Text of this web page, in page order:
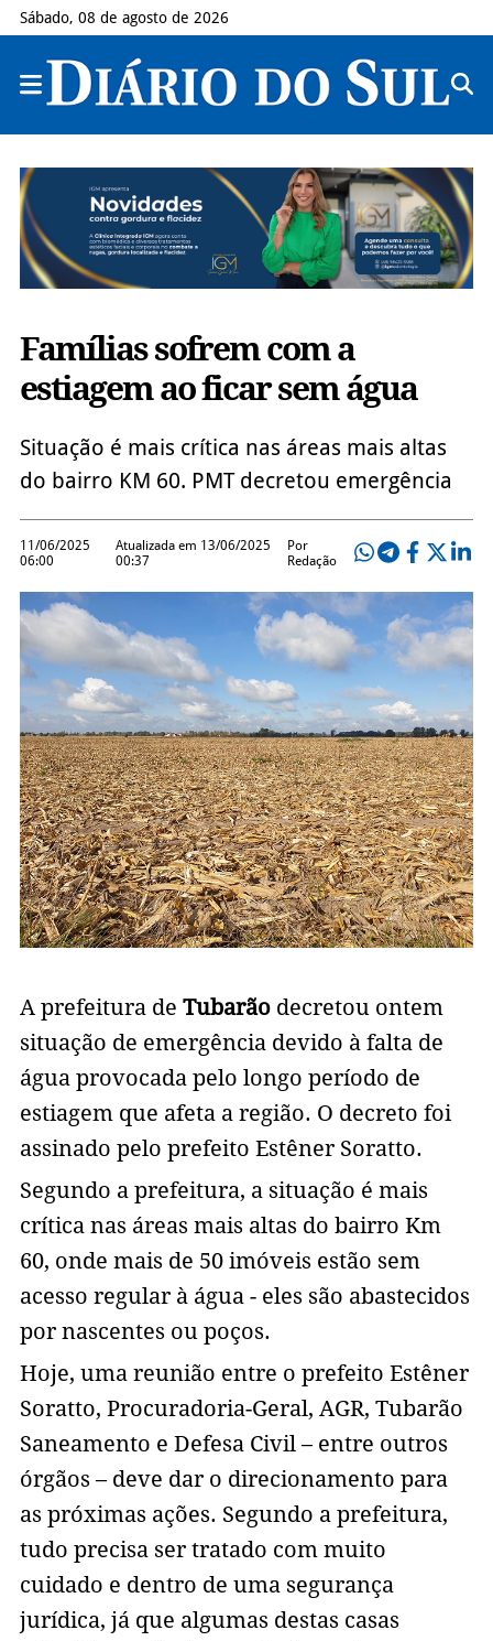
Sábado, 08 de agosto de 2026
Famílias sofrem com a
estiagem ao ficar sem água
Situação é mais crítica nas áreas mais altas
do bairro KM 60. PMT decretou emergência
11/06/2025
06:00
Atualizada em 13/06/2025
00:37
Por
Redação
A prefeitura de Tubarãodecretou ontem
situação de emergência devido à falta de
água provocada pelo longo período de
estiagem que afeta a região. O decreto foi
assinado pelo prefeito Estêner Soratto.
Segundo a prefeitura, a situação é mais
crítica nas áreas mais altas do bairro Km
60, onde mais de 50 imóveis estão sem
acesso regular à água - eles são abastecidos
por nascentes ou poços.
Hoje, uma reunião entre o prefeito Estêner
Soratto, Procuradoria-Geral, AGR, Tubarão
Saneamento e Defesa Civil – entre outros
órgãos – deve dar o direcionamento para
as próximas ações. Segundo a prefeitura,
tudo precisa ser tratado com muito
cuidado e dentro de uma segurança
jurídica, já que algumas destas casas